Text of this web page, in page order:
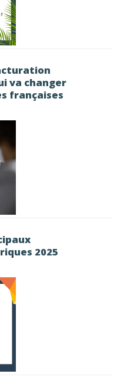
va changer
françaises
2025